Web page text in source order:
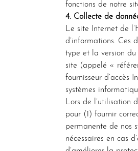
fonctions de notre
4. Collecte de
Le site Internet de
d’informations. Ces
type et la version
site (appelé «
fournisseur d’accès
systèmes
Lors de l’utilisation
pour (1) fournir
permanente de nos
nécessaires en cas